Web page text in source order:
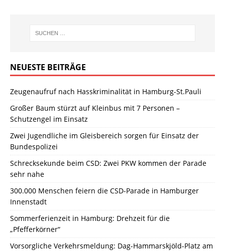
NEUESTE BEITRÄGE
Zeugenaufruf nach Hasskriminalität in Hamburg-St.Pauli
Großer Baum stürzt auf Kleinbus mit 7 Personen –
Schutzengel im Einsatz
Zwei Jugendliche im Gleisbereich sorgen für Einsatz der
Bundespolizei
Schrecksekunde beim CSD: Zwei PKW kommen der Parade
sehr nahe
300.000 Menschen feiern die CSD-Parade in Hamburger
Innenstadt
Sommerferienzeit in Hamburg: Drehzeit für die
„Pfefferkörner“
Vorsorgliche Verkehrsmeldung: Dag-Hammarskjöld-Platz am